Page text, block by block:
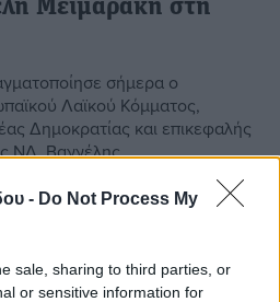
- Do Not Process My
sale, sharing to third parties, or
or sensitive information for
Μεϊμαράκη στη
σήμερα ο
Λαϊκού Κόμματος,
Δημοκρατίας και επικεφαλής
ΝΔ, Βαγγέλης ...